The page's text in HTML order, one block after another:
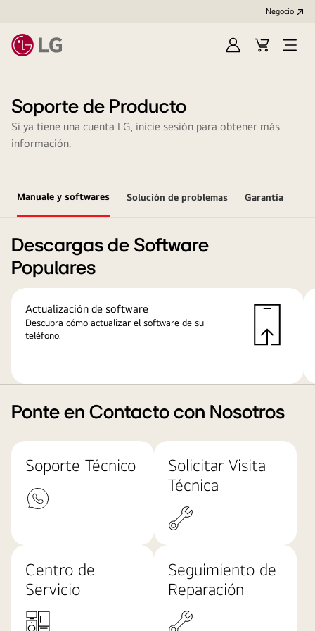
Negocio
RegístrateCarritoOpen
Soporte de Producto
Si ya tiene una cuenta LG, inicie sesión para obtener más
información.
Manuale y softwares Solución de problemas Garantía
Descargas de Software
Populares
Actualización de software
Descubra cómo actualizar el software de su
teléfono.
Ponte en Contacto con Nosotros
Soporte Técnico
Solicitar Visita
Técnica
Centro de
Servicio
Seguimiento de
Reparación